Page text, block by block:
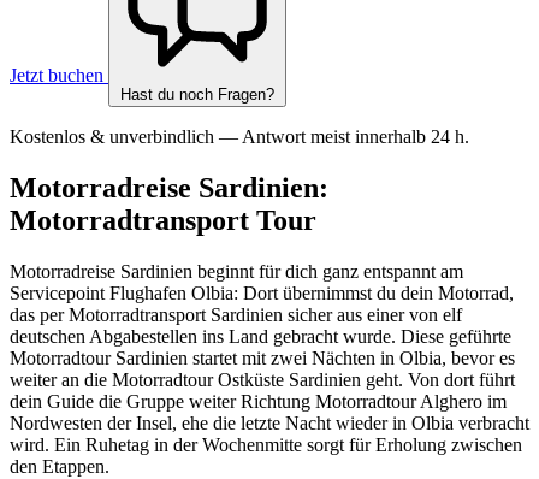
Jetzt buchen
Hast du noch Fragen?
Kostenlos & unverbindlich — Antwort meist innerhalb 24 h.
Motorradreise Sardinien:
Motorradtransport Tour
Motorradreise Sardinien beginnt für dich ganz entspannt am
Servicepoint Flughafen Olbia: Dort übernimmst du dein Motorrad,
das per Motorradtransport Sardinien sicher aus einer von elf
deutschen Abgabestellen ins Land gebracht wurde. Diese geführte
Motorradtour Sardinien startet mit zwei Nächten in Olbia, bevor es
weiter an die Motorradtour Ostküste Sardinien geht. Von dort führt
dein Guide die Gruppe weiter Richtung Motorradtour Alghero im
Nordwesten der Insel, ehe die letzte Nacht wieder in Olbia verbracht
wird. Ein Ruhetag in der Wochenmitte sorgt für Erholung zwischen
den Etappen.